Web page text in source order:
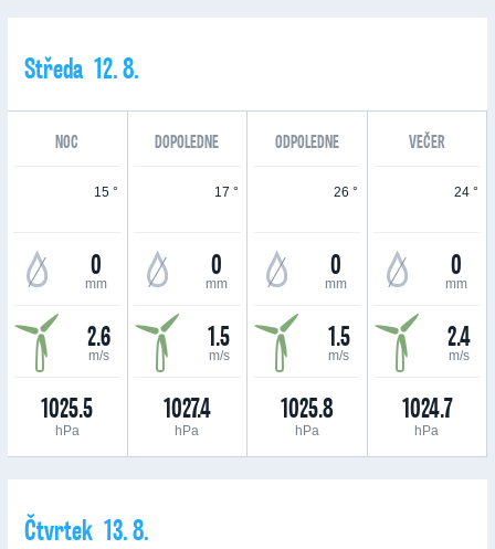
Středa 12. 8.
NOC DOPOLEDNE ODPOLEDNE VEČER
15 °
0
mm
2.6
m/s
1025.5
hPa
17 °
0
mm
1.5
m/s
1027.4
hPa
26 °
0
mm
1.5
m/s
1025.8
hPa
24 °
0
mm
2.4
m/s
1024.7
hPa
Čtvrtek 13. 8.